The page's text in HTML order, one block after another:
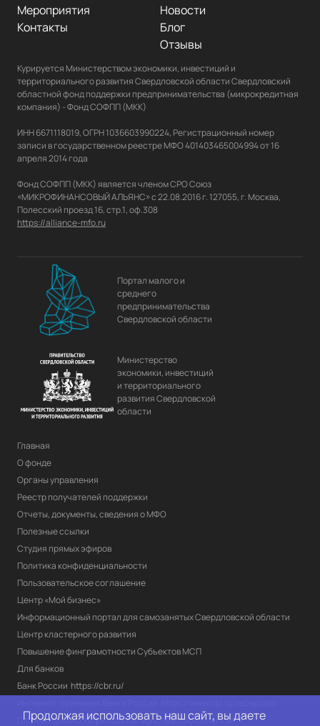
Новости
Мероприятия
Блог
Контакты
Отзывы
Курируется Министерством экономики, инвестиций и
территориального развития Свердловской области Свердловский
областной фонд поддержки предпринимательства (микрокредитная
компания) - Фонд СОФПП (МКК)
ИНН 6671118019, ОГРН 1036603990224, Регистрационный номер
записи в государственном реестре МФО 401403465004994 от 16
апреля 2014 года
Фонд СОФПП (МКК) является членом СРО Союз
«МИКРОФИНАНСОВЫЙ АЛЬЯНС» с 22.08.2016 г. 127055, г. Москва,
https://alliance-mfo.ru
Портал малого и
среднего
предпринимательства
Свердловской области
Министерство
экономики, инвестиций
и территориального
развития Свердловской
области
Главная
О фонде
Органы управления
Реестр получателей поддержки
Отчеты, документы, сведения о МФО
Полезные ссылки
Студия прямых эфиров
Политика конфиденциальности
Пользовательское соглашение
Центр «Мой бизнес»
Информационный портал для самозанятых Свердловской области
Центр кластерного развития
Повышение финграмотности Субъектов МСП
Для банков
Банк России https://cbr.ru/
Госреестр МФО https://cbr.ru/registries/microfinance/
Продолжая использовать наш сайт, вы даете